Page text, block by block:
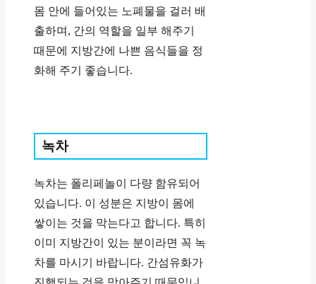
몸 안에 들어있는 노폐물을 걸러 배
출하며, 간의 역할을 일부 해주기
때문에 지방간에 나쁜 음식들을 정
화해 주기 좋습니다.
녹차
녹차는 폴리페놀이 다량 함유되어
있습니다. 이 성분은 지방이 몸에
쌓이는 것을 막는다고 합니다. 특히
이미 지방간이 있는 분이라면 꼭 녹
차를 마시기 바랍니다. 간섬유화가